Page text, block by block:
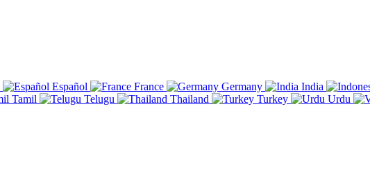
Español France Germany India
Tamil Telugu Thailand Turkey Urdu